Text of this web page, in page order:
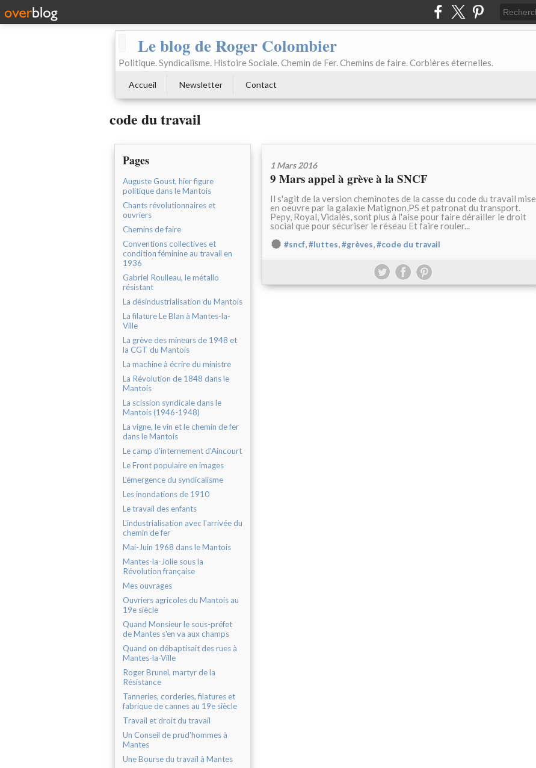
Le blog de Roger Colombier
Politique. Syndicalisme. Histoire Sociale. Chemin de Fer. Chemins de faire. Corbières éternelles.
Accueil Newsletter Contact
code du travail
Pages
Auguste Goust, hier figure
politique dans le Mantois
Chants révolutionnaires et
ouvriers
Chemins de faire
Conventions collectives et
condition féminine au travail en
1936
Gabriel Roulleau, le métallo
résistant
La désindustrialisation du Mantois
La filature Le Blan à Mantes-la-
Ville
La grève des mineurs de 1948 et
la CGT du Mantois
La machine à écrire du ministre
La Révolution de 1848 dans le
Mantois
La scission syndicale dans le
Mantois (1946-1948)
La vigne, le vin et le chemin de fer
dans le Mantois
Le camp d'internement d'Aincourt
Le Front populaire en images
L'émergence du syndicalisme
Les inondations de 1910
Le travail des enfants
L'industrialisation avec l'arrivée du
chemin de fer
Mai-Juin 1968 dans le Mantois
Mantes-la-Jolie sous la
Révolution française
Mes ouvrages
Ouvriers agricoles du Mantois au
19e siècle
Quand Monsieur le sous-préfet
de Mantes s'en va aux champs
Quand on débaptisait des rues à
Mantes-la-Ville
Roger Brunel, martyr de la
Résistance
Tanneries, corderies, filatures et
fabrique de cannes au 19e siècle
Travail et droit du travail
Un Conseil de prud'hommes à
Mantes
Une Bourse du travail à Mantes
1 Mars 2016
9 Mars appel à grève à la SNCF
Il s'agit de la version cheminotes de la casse du code du travail mise
en oeuvre par la galaxie Matignon,PS et patronat du transport.
Pepy, Royal, Vidalès, sont plus à l'aise pour faire dérailler le droit
social que pour sécuriser le réseau Et faire rouler...
#sncf,#luttes,#grèves,#code du travail